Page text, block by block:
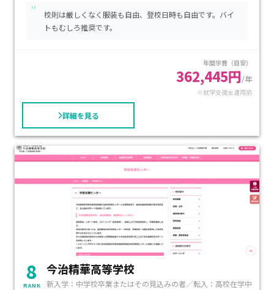
的に学習できる点も安心です。不登校経験から新しいスタート
を切りたい生徒や、落ち着いた環境で確実に高校卒業資格を
"
校則は厳しくなく服装も自由、登校日時も自由です。バイ
トもむしろ推奨です。
年間学費（目安）
362,445円/年
※就学支援金適用前
詳細を見る
8
RANK
今治精華高等学校
新入学：中学校卒業またはその見込みの者／転入：高校在学中